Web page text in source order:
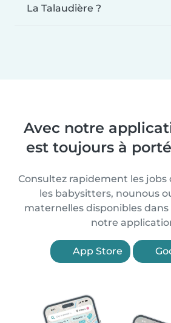
La Talaudière ?
Avec notre
est toujours à
Consultez rapidement les
les babysitters, nounous
maternelles disponibles
notre
App Store